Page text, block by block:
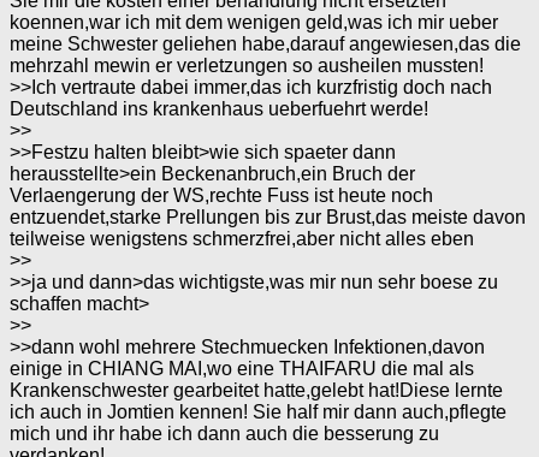
koennen,war ich mit dem wenigen geld,was ich mir ueber
meine Schwester geliehen habe,darauf angewiesen,das die
mehrzahl mewin er verletzungen so ausheilen mussten!
>>Ich vertraute dabei immer,das ich kurzfristig doch nach
Deutschland ins krankenhaus ueberfuehrt werde!
>>
>>Festzu halten bleibt>wie sich spaeter dann
herausstellte>ein Beckenanbruch,ein Bruch der
Verlaengerung der WS,rechte Fuss ist heute noch
entzuendet,starke Prellungen bis zur Brust,das meiste davon
teilweise wenigstens schmerzfrei,aber nicht alles eben
>>
>>ja und dann>das wichtigste,was mir nun sehr boese zu
schaffen macht>
>>
>>dann wohl mehrere Stechmuecken Infektionen,davon
einige in CHIANG MAI,wo eine THAIFARU die mal als
Krankenschwester gearbeitet hatte,gelebt hat!Diese lernte
ich auch in Jomtien kennen! Sie half mir dann auch,pflegte
mich und ihr habe ich dann auch die besserung zu